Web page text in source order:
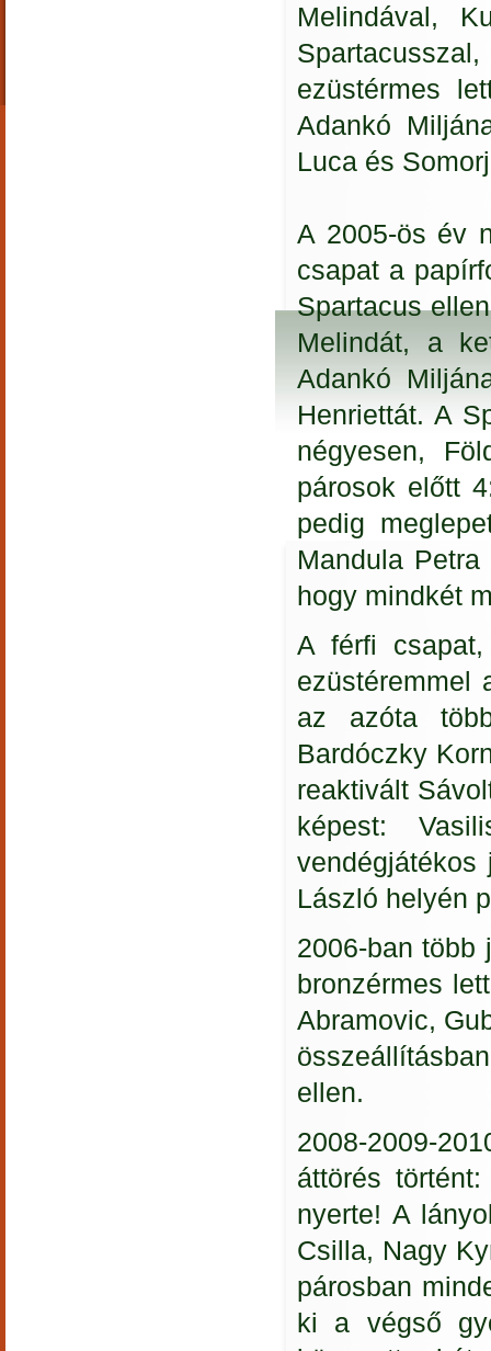
Melindával,
ezüstérmes
Adankó
Luca és
A 2005-ös év
csapat a
Spartacus
Melindát, a
Adankó
Henriettát. A
négyesen,
párosok előtt
pedig
Mandula
hogy mindkét
A férfi
ezüstéremmel
az azóta
Bardóczky
reaktivált
képest:
vendégjátékos
László helyén
2006-ban több
bronzérmes
Abramovic,
ellen.
2008-2009-
áttörés
nyerte! A
Csilla, Nagy
párosban
ki a végső